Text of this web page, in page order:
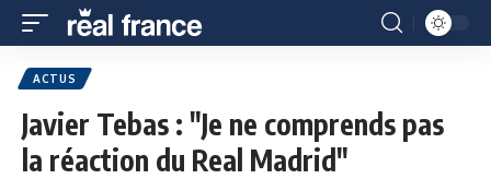
ACTUS
Javier Tebas : "Je ne comprends pas
la réaction du Real Madrid"